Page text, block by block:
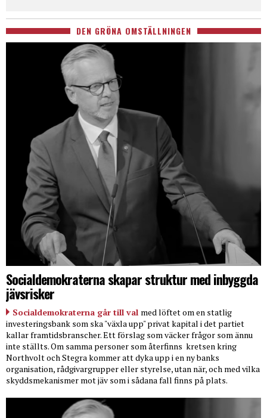
DEN GRÖNA OMSTÄLLNINGEN
Socialdemokraterna skapar struktur med inbyggda
jävsrisker
Socialdemokraterna går till val med löftet om en statlig
investeringsbank som ska "växla upp" privat kapital i det partiet
kallar framtidsbranscher. Ett förslag som väcker frågor som ännu
inte ställts. Om samma personer som återfinns kretsen kring
Northvolt och Stegra kommer att dyka upp i en ny banks
organisation, rådgivargrupper eller styrelse, utan när, och med vilka
skyddsmekanismer mot jäv som i sådana fall finns på plats.